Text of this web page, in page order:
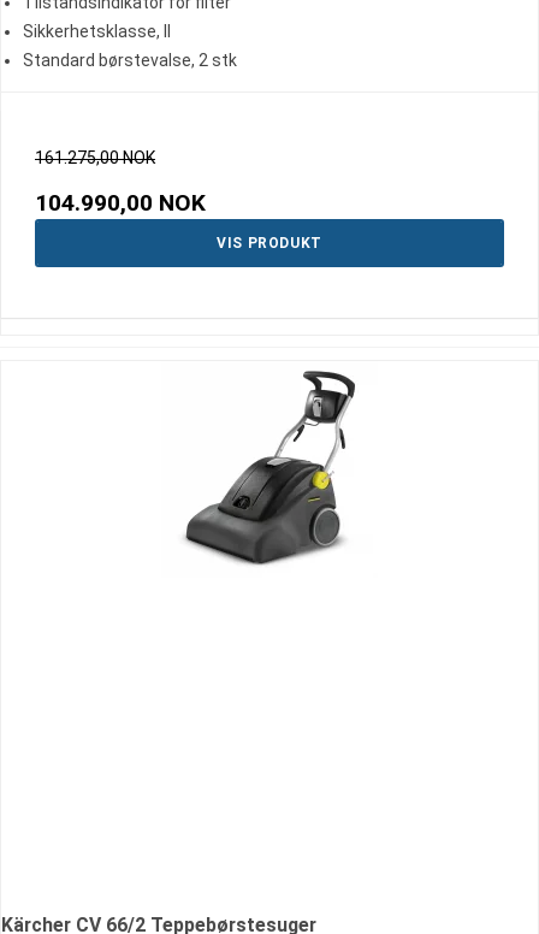
Sikkerhetsklasse, II
Standard børstevalse, 2 stk
161.275,00 NOK
104.990,00 NOK
VIS PRODUKT
Kärcher CV 66/2 Teppebørstesuger